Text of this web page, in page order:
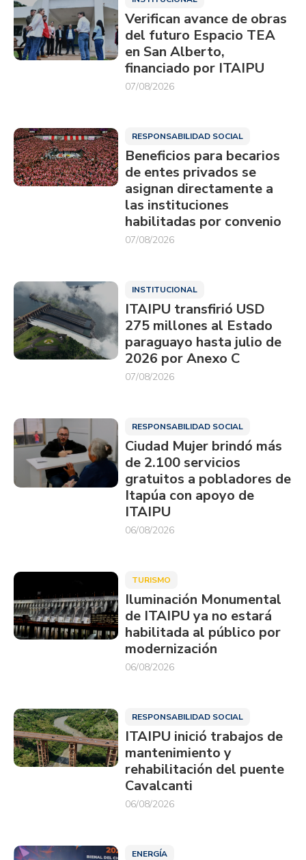
Verifican avance de obras
del futuro Espacio TEA
en San Alberto,
financiado por ITAIPU
07/08/2026
RESPONSABILIDAD SOCIAL
Beneficios para becarios
de entes privados se
asignan directamente a
las instituciones
habilitadas por convenio
07/08/2026
INSTITUCIONAL
ITAIPU transfirió USD
275 millones al Estado
paraguayo hasta julio de
2026 por Anexo C
07/08/2026
RESPONSABILIDAD SOCIAL
Ciudad Mujer brindó más
de 2.100 servicios
gratuitos a pobladores de
Itapúa con apoyo de
ITAIPU
06/08/2026
TURISMO
Iluminación Monumental
de ITAIPU ya no estará
habilitada al público por
modernización
06/08/2026
RESPONSABILIDAD SOCIAL
ITAIPU inició trabajos de
mantenimiento y
rehabilitación del puente
Cavalcanti
06/08/2026
ENERGÍA